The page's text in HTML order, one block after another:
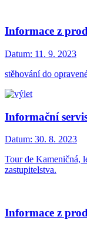
Informace z
Datum: 11. 9. 2023
stěhování do
Informační
Datum: 30. 8. 2023
Tour de Kameničná,
zastupitelstva.
Informace z